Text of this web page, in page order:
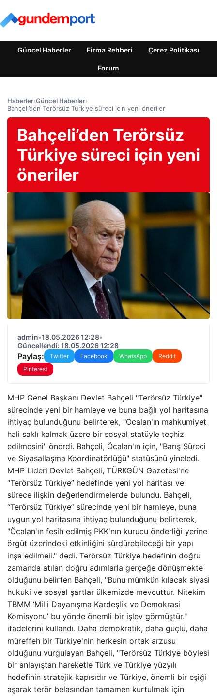
Güncel Haberler Firma Rehberi Çerez Politikası
Forum
Haberler›Güncel Haberler›
Bahçeli’den Terörsüz Türkiye süreci için yeni öneriler
Bahçeli’den Terörsüz
Türkiye süreci için yeni
öneriler
admin•18.05.2026 12:28•
Güncellendi: 18.05.2026 12:28
Paylaş: Twitter Facebook WhatsApp
Reddit
Pinterest
MHP Genel Başkanı Devlet Bahçeli "Terörsüz Türkiye"
sürecinde yeni bir hamleye ve buna bağlı yol haritasına
ihtiyaç bulunduğunu belirterek, "Öcalan'ın mahkumiyet
hali saklı kalmak üzere bir sosyal statüyle teçhiz
edilmesini" önerdi. Bahçeli, Öcalan'ın için, "Barış Süreci
ve Siyasallaşma Koordinatörlüğü" statüsünü yineledi.
MHP Lideri Devlet Bahçeli, TÜRKGÜN Gazetesi'ne
“Terörsüz Türkiye” hedefinde yeni yol haritası ve
sürece ilişkin değerlendirmelerde bulundu. Bahçeli,
“Terörsüz Türkiye” sürecinde yeni bir hamleye, buna
uygun yol haritasına ihtiyaç bulunduğunu belirterek,
"Öcalan'ın fesih edilmiş PKK'nın kurucu önderliği yerine
örgüt üzerindeki etkinliğini sürdürebileceği bir yapı
inşa edilmeli." dedi. Terörsüz Türkiye hedefinin doğru
zamanda atılan doğru adımlarla gerçeğe dönüşmekte
olduğunu belirten Bahçeli, "Bunu mümkün kılacak siyasi
hukuki ve sosyal şartlar ülkemizde mevcuttur. Nitekim
TBMM ‘Milli Dayanışma Kardeşlik ve Demokrasi
Komisyonu’ bu yönde önemli bir işlev görmüştür."
ifadelerini kullandı. Daha demokratik, daha güçlü, daha
müreffeh bir Türkiye'nin herkesin ortak arzusu
olduğunu vurgulayan Bahçeli, "Terörsüz Türkiye böylesi
bir anlayıştan hareketle Türk ve Türkiye yüzyılı
hedefinin stratejik kapısıdır ve Türkiye, önemli bir eşiği
aşarak terör belasından tamamen kurtulmak için